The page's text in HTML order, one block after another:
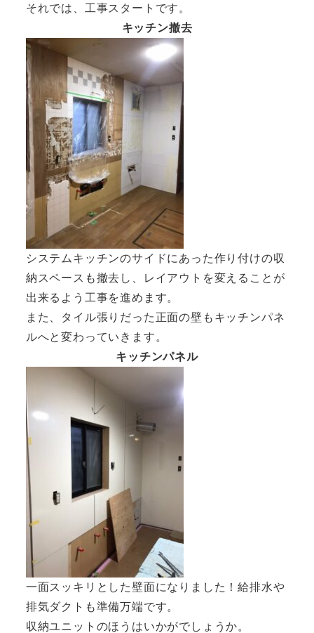
それでは、工事スタートです。
キッチン撤去
システムキッチンのサイドにあった作り付けの収
納スペースも撤去し、レイアウトを変えることが
出来るよう工事を進めます。
また、タイル張りだった正面の壁もキッチンパネ
ルへと変わっていきます。
キッチンパネル
一面スッキリとした壁面になりました！給排水や
排気ダクトも準備万端です。
収納ユニットのほうはいかがでしょうか。